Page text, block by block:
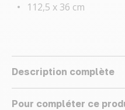
112,5 x 36 cm
Description complète
Pour compléter ce